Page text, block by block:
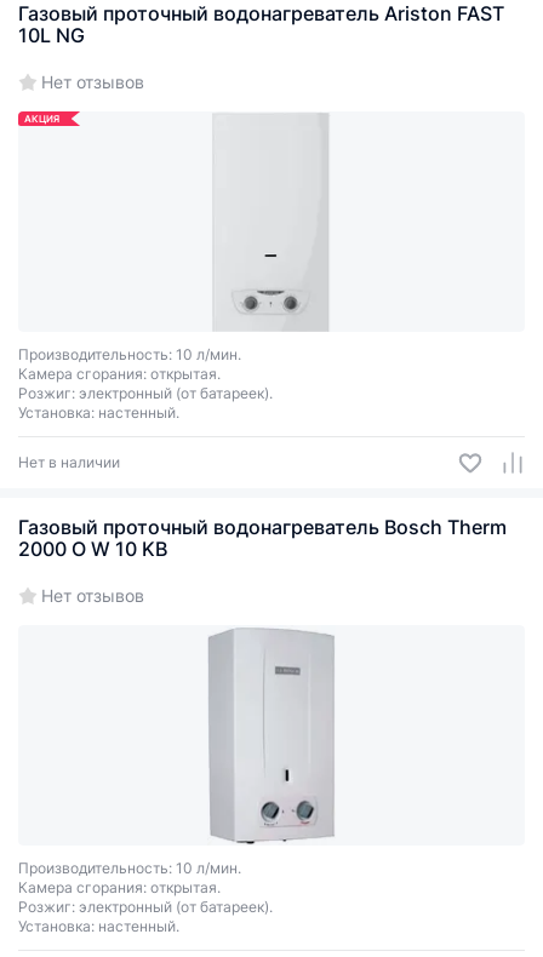
Газовый проточный водонагреватель Ariston FAST
10L NG
Нет отзывов
АКЦИЯ
Производительность: 10 л/мин.
Камера сгорания: открытая.
Розжиг: электронный (от батареек).
Установка: настенный.
Нет в наличии
Газовый проточный водонагреватель Bosch Therm
2000 O W 10 KB
Нет отзывов
Производительность: 10 л/мин.
Камера сгорания: открытая.
Розжиг: электронный (от батареек).
Установка: настенный.